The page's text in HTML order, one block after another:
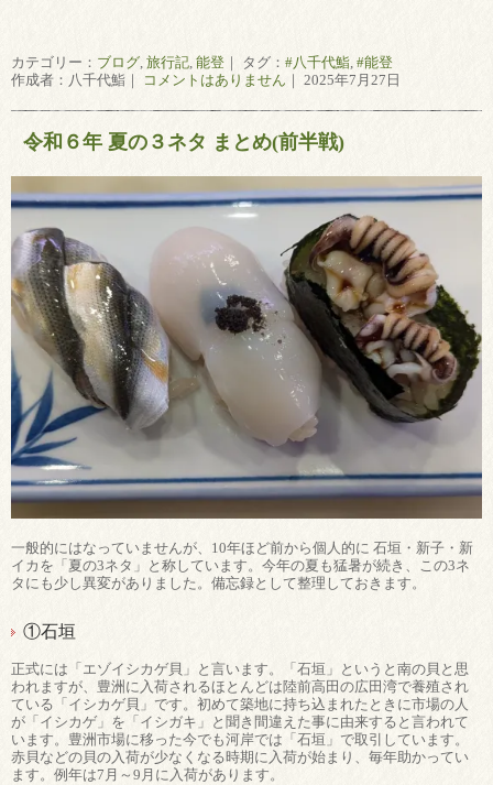
カテゴリー： ブログ 旅行記 能登 ｜ タグ： #八千代鮨 #能登
作成者：八千代鮨｜
コメントはありません ｜ 2025年7月27日
令和６年 夏の３ネタ まとめ(前半戦)
一般的にはなっていませんが、10年ほど前から個人的に 石垣・新子・新
イカを「夏の3ネタ」と称しています。今年の夏も猛暑が続き、この3ネ
タにも少し異変がありました。備忘録として整理しておきます。
①石垣
正式には「エゾイシカゲ貝」と言います。「石垣」というと南の貝と思
われますが、豊洲に入荷されるほとんどは陸前高田の広田湾で養殖され
ている「イシカゲ貝」です。初めて築地に持ち込まれたときに市場の人
が「イシカゲ」を「イシガキ」と聞き間違えた事に由来すると言われて
います。豊洲市場に移った今でも河岸では「石垣」で取引しています。
赤貝などの貝の入荷が少なくなる時期に入荷が始まり、毎年助かってい
ます。例年は7月～9月に入荷があります。